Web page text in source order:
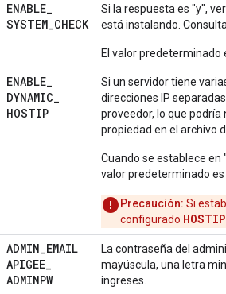
ENABLE_
SYSTEM_CHECK
Si la respuesta es "y",
está instalando. Consulta
El valor predeterminado
ENABLE_
DYNAMIC_
HOSTIP
Si un servidor tiene
direcciones IP
proveedor, lo que
propiedad en el archivo
Cuando se establece en
valor predeterminado es
Precaución: Si
configurado HOSTIP
ADMIN_EMAIL
APIGEE_
ADMINPW
La contraseña del
mayúscula, una letra
ingreses.